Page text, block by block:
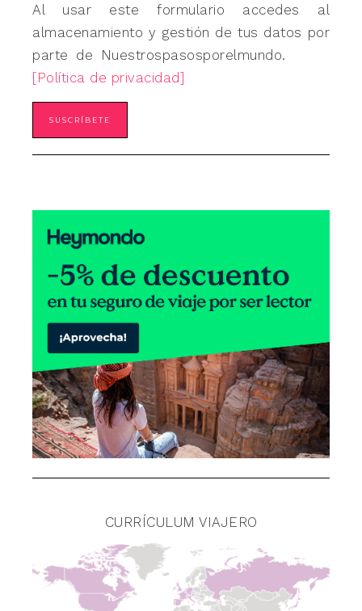
Al usar este formulario accedes al
almacenamiento y gestión de tus datos por
parte de Nuestrospasosporelmundo.
[Política de privacidad]
CURRÍCULUM VIAJERO